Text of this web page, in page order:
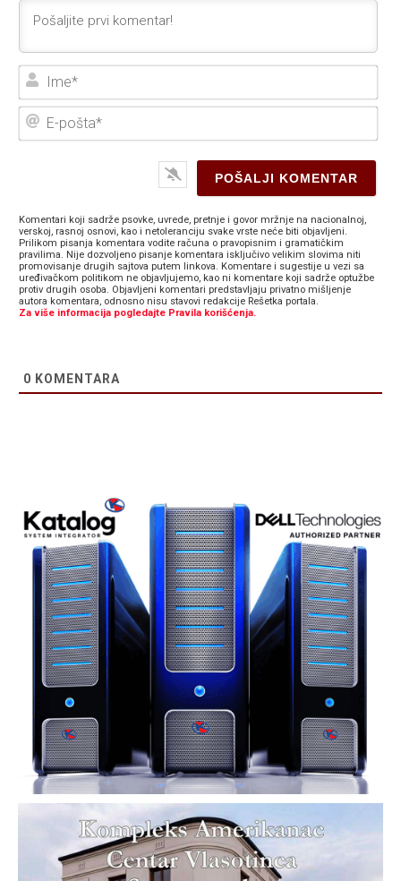
E-
Komentari koji sadrže psovke, uvrede, pretnje i govor mržnje na nacionalnoj,
verskoj, rasnoj osnovi, kao i netoleranciju svake vrste neće biti objavljeni.
Prilikom pisanja komentara vodite računa o pravopisnim i gramatičkim
pravilima. Nije dozvoljeno pisanje komentara isključivo velikim slovima niti
promovisanje drugih sajtova putem linkova. Komentare i sugestije u vezi sa
uređivačkom politikom ne objavljujemo, kao ni komentare koji sadrže optužbe
protiv drugih osoba. Objavljeni komentari predstavljaju privatno mišljenje
autora komentara, odnosno nisu stavovi redakcije Rešetka portala.
Za više informacija pogledajte Pravila korišćenja.
0 KOMENTARA